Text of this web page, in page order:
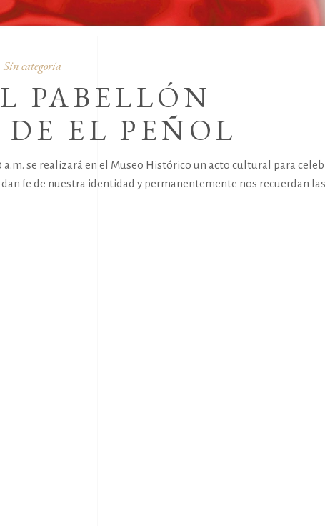
Sin categoría
PABELLÓN
EL PEÑOL
a.m. se realizará en el Museo Histórico un acto cultural para
fe de nuestra identidad y permanentemente nos recuerdan